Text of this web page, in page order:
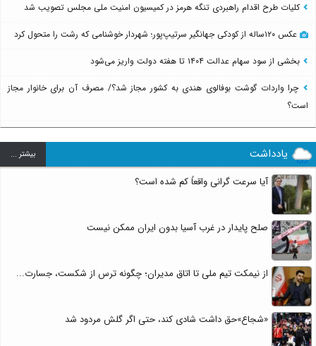
کلیات طرح اقدام راهبردی تنگه هرمز در کمیسیون امنیت ملی مجلس تصویب شد
عکس ۱۲۰ساله از کودکی جهانگیر سرتیپ‌پور؛ شهردار خوشنامی که رشت را متحول کرد
بخشی از سود سهام عدالت ۱۴۰۴ تا هفته دولت واریز می‌شود
چرا واردات گوشت بوفالوی هندی به کشور مجاز شد؟/ مصرف آن برای خانوار مجاز
است؟
یادداشت بيشتر ...
آیا سرعت گرانی واقعاً کم شده است؟
صلح پایدار در غرب آسیا بدون ایران ممکن نیست
از نیمکت تیم ملی تا اتاق مدیران؛ چگونه ترس از شکست، جسارت...
«شجاع»حق داشت شادی کند، حتی اگر گلش مردود شد